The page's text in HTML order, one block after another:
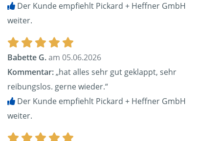
Der Kunde empfiehlt Pickard + Heffner GmbH
weiter.
Babette G.am 05.06.2026
Kommentar:„hat alles sehr gut geklappt, sehr
reibungslos. gerne wieder.“
Der Kunde empfiehlt Pickard + Heffner GmbH
weiter.